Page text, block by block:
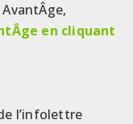
en cliquant
l’infolettre